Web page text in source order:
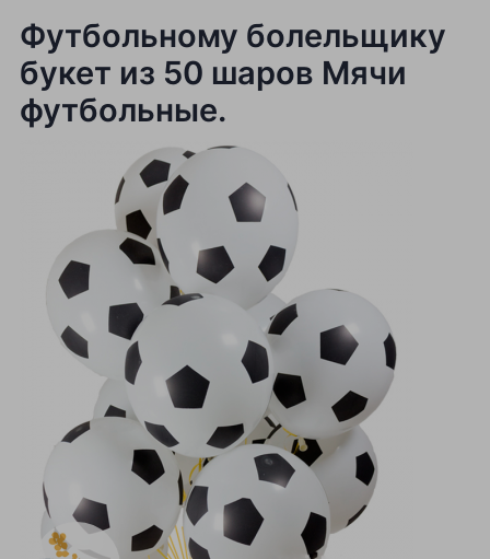
Футбольному болельщику
букет из 50 шаров Мячи
футбольные.